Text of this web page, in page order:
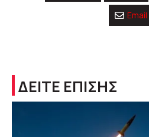
Email
ΔΕΙΤΕ ΕΠΙΣΗΣ